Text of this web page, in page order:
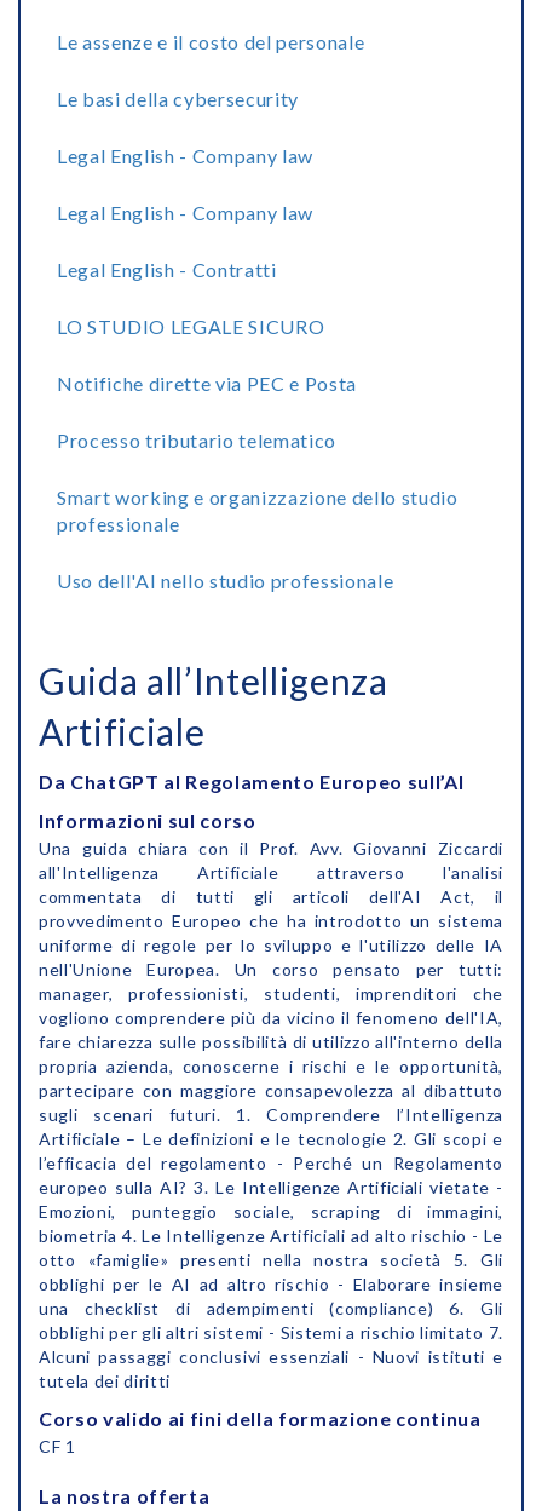
Le assenze e il costo del personale
Le basi della cybersecurity
Legal English - Company law
Legal English - Company law
Legal English - Contratti
LO STUDIO LEGALE SICURO
Notifiche dirette via PEC e Posta
Processo tributario telematico
Smart working e organizzazione dello studio
professionale
Uso dell'AI nello studio professionale
Guida all’Intelligenza
Artificiale
Da ChatGPT al Regolamento Europeo sull’AI
Informazioni sul corso
Una guida chiara con il Prof. Avv. Giovanni Ziccardi
all'Intelligenza Artificiale attraverso l'analisi
commentata di tutti gli articoli dell'AI Act, il
provvedimento Europeo che ha introdotto un sistema
uniforme di regole per lo sviluppo e l'utilizzo delle IA
nell'Unione Europea. Un corso pensato per tutti:
manager, professionisti, studenti, imprenditori che
vogliono comprendere più da vicino il fenomeno dell'IA,
fare chiarezza sulle possibilità di utilizzo all'interno della
propria azienda, conoscerne i rischi e le opportunità,
partecipare con maggiore consapevolezza al dibattuto
sugli scenari futuri. 1. Comprendere l’Intelligenza
Artificiale – Le definizioni e le tecnologie 2. Gli scopi e
l’efficacia del regolamento - Perché un Regolamento
europeo sulla AI? 3. Le Intelligenze Artificiali vietate -
Emozioni, punteggio sociale, scraping di immagini,
biometria 4. Le Intelligenze Artificiali ad alto rischio - Le
otto «famiglie» presenti nella nostra società 5. Gli
obblighi per le AI ad altro rischio - Elaborare insieme
una checklist di adempimenti (compliance) 6. Gli
obblighi per gli altri sistemi - Sistemi a rischio limitato 7.
Alcuni passaggi conclusivi essenziali - Nuovi istituti e
tutela dei diritti
Corso valido ai fini della formazione continua
CF 1
La nostra offerta